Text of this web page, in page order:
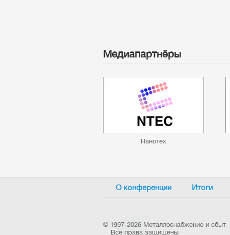
Медиапартнёры
Нанотех
О конференции Итоги
© 1997-2026 Металлоснабжение и сбыт
Все права защищены